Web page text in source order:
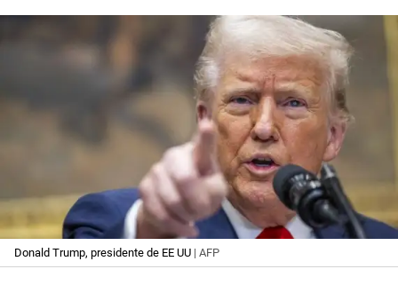
Donald Trump, presidente de EE UU | AFP